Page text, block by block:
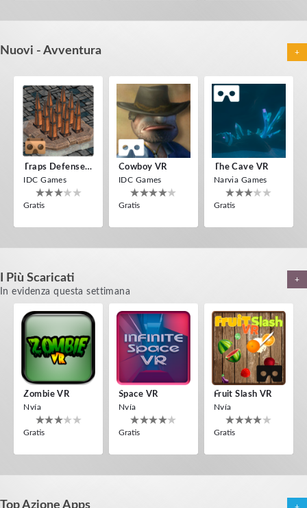
Bullers Of Buchan Aberdeen
ToroGames
Gratis
Fireworks On Victory Day
ToroGames
Gratis
Tsuruda I Can Get Really Crazy
Gratis
ToroGames
Gratis
+
Nuovi - Avventura
Traps Defense VR
IDC Games
Gratis
Cowboy VR
IDC Games
Gratis
The Cave VR
Narvia Games
Gratis
Off Road Simulator VR
IDC Games
Gratis
Helicopter VR
IDC Games
Gratis
Roller Coaster VR
Narvia Games
Gratis
+
I Più Scaricati
In evidenza questa settimana
Zombie VR
Nvía
Gratis
Space VR
Nvía
Gratis
Fruit Slash VR
Nvía
Gratis